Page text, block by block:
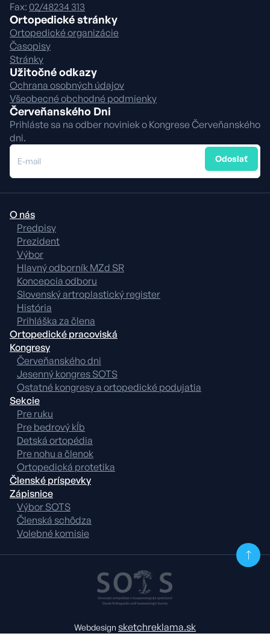
Fax: 02/48234 313
Ortopedické stránky
Ortopedické organizácie
Časopisy
Stránky
Užitočné odkazy
Ochrana osobných údajov
Všeobecné obchodné podmienky
Červeňanského Dni
Prihláste sa na odber noviniek o Kongrese Červeňanského
dni.
E-mail Odoslať
O nás
Predpisy
Prezident
Výbor
Hlavný odborník MZd SR
Koncepcia odboru
Slovenský artroplastický register
História
Prihláška za člena
Ortopedické pracoviská
Kongresy
Červeňanského dni
Jesenný kongres SOTS
Ostatné kongresy a ortopedické podujatia
Sekcie
Pre ruku
Pre bedrový kĺb
Detská ortopédia
Pre nohu a členok
Ortopedická protetika
Členské príspevky
Zápisnice
Výbor SOTS
Členská schôdza
Volebné komisie
Webdesign sketchreklama.sk